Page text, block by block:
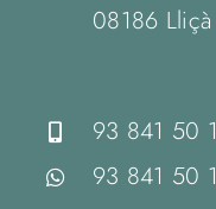
08186 Lliçà
93 841 50
93 841 50